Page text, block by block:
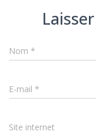
Nom *
E-mail *
Site internet